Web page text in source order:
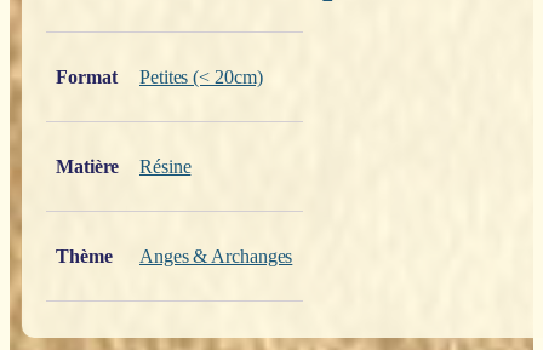
Format
Petites (< 20cm)
Matière Résine
Thème Anges & Archanges